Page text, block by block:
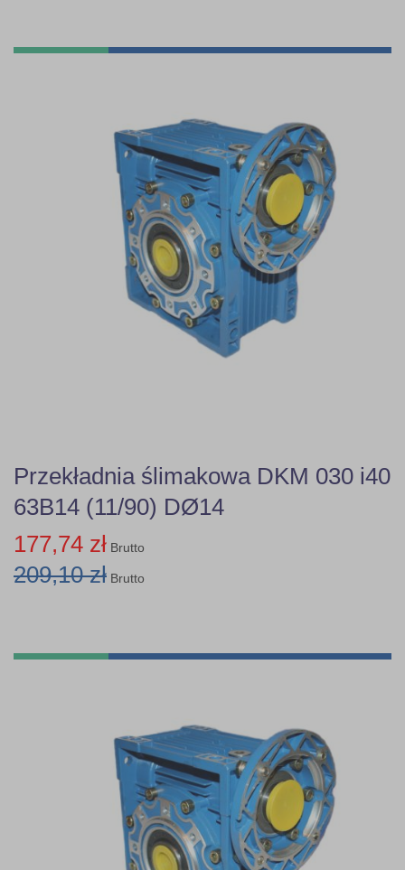
Przekładnia ślimakowa DKM 030 i40
63B14 (11/90) DØ14
177,74 zł Brutto
209,10 zł Brutto